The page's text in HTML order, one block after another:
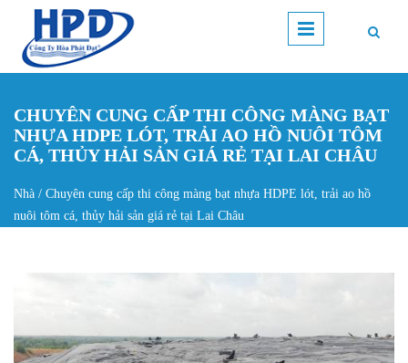
Nhảy đến nội dung
CHUYÊN CUNG CẤP THI CÔNG MÀNG BẠT
NHỰA HDPE LÓT, TRẢI AO HỒ NUÔI TÔM
CÁ, THỦY HẢI SẢN GIÁ RẺ TẠI LAI CHÂU
Bạn đang ở đây
Nhà / Chuyên cung cấp thi công màng bạt nhựa HDPE lót, trải ao hồ
nuôi tôm cá, thủy hải sản giá rẻ tại Lai Châu